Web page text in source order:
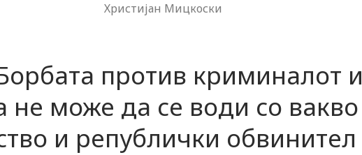
Христијан Мицкоски
против криминалот и
не може да се води со вакво
и републички обвинител